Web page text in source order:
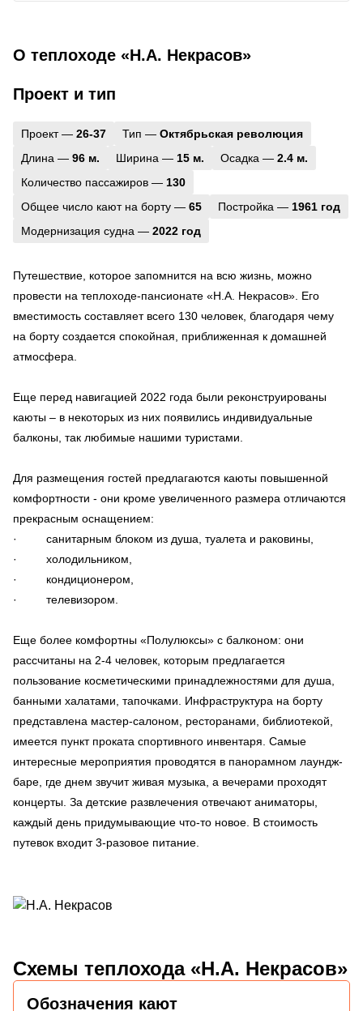
О теплоходе «Н.А. Некрасов»
Проект и тип
Проект — 26-37 Тип — Октябрьская революция
Длина — 96 м. Ширина — 15 м. Осадка — 2.4 м.
Количество пассажиров — 130
Общее число кают на борту — 65 Постройка — 1961 год
Модернизация судна — 2022 год
Путешествие, которое запомнится на всю жизнь, можно
провести на теплоходе-пансионате «Н.А. Некрасов». Его
вместимость составляет всего 130 человек, благодаря чему
на борту создается спокойная, приближенная к домашней
атмосфера.
Еще перед навигацией 2022 года были реконструированы
каюты – в некоторых из них появились индивидуальные
балконы, так любимые нашими туристами.
Для размещения гостей предлагаются каюты повышенной
комфортности - они кроме увеличенного размера отличаются
прекрасным оснащением:
· санитарным блоком из душа, туалета и раковины,
· холодильником,
· кондиционером,
· телевизором.
Еще более комфортны «Полулюксы» с балконом: они
рассчитаны на 2-4 человек, которым предлагается
пользование косметическими принадлежностями для душа,
банными халатами, тапочками. Инфраструктура на борту
представлена мастер-салоном, ресторанами, библиотекой,
имеется пункт проката спортивного инвентаря. Самые
интересные мероприятия проводятся в панорамном лаундж-
баре, где днем звучит живая музыка, а вечерами проходят
концерты. За детские развлечения отвечают аниматоры,
каждый день придумывающие что-то новое. В стоимость
путевок входит 3-разовое питание.
Схемы теплохода «Н.А. Некрасов»
Обозначения кают